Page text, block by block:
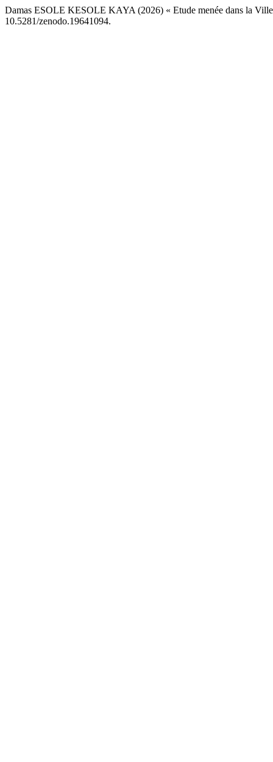
Damas ESOLE KESOLE KAYA (2026) « Etude menée dans la
10.5281/zenodo.19641094.